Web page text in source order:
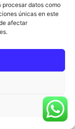
datos como
únicas en este
afectar